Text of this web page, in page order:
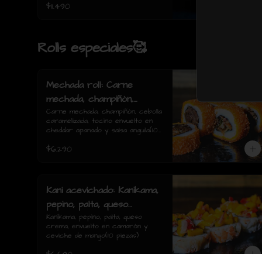
$11.490
Rolls especiales🥰
Mechada roll: Carne
mechada, champiñón,
cebolla caramelizada,
tocino envuelto en
anguila(10 piezas)
Carne mechada, champiñón, cebolla
caramelizada, tocino envuelto en
cheddar apanado y salsa anguila(10
$6.290
Kani acevichado: Kanikama,
pepino, palta, queso
crema, envuelto en
camarón y ceviche de
Kanikama, pepino, palta, queso
crema, envuelto en camarón y
ceviche de mango(10 piezas)